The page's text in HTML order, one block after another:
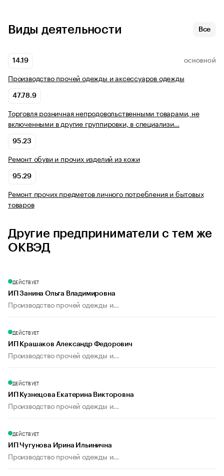
Виды деятельности Все
14.19 ОСНОВНОЙ
Производство прочей одежды и аксессуаров одежды
47.78.9
Торговля розничная непродовольственными товарами, не
включенными в другие группировки, в специализи…
95.23
Ремонт обуви и прочих изделий из кожи
95.29
Ремонт прочих предметов личного потребления и бытовых
товаров
Другие предприниматели с тем же
ОКВЭД
ДЕЙСТВУЕТ
ИП Занина Ольга Владимировна
Производство прочей одежды и...
ДЕЙСТВУЕТ
ИП Крашаков Александр Федорович
Производство прочей одежды и...
ДЕЙСТВУЕТ
ИП Кузнецова Екатерина Викторовна
Производство прочей одежды и...
ДЕЙСТВУЕТ
ИП Чугунова Ирина Ильинична
Производство прочей одежды и...